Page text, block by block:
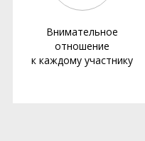
Внимательное
отношение
к каждому участнику